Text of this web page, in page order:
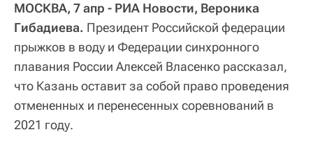
МОСКВА, 7 апр - РИА Новости, Вероника
Гибадиева. Президент Российской федерации
прыжков в воду и Федерации синхронного
плавания России Алексей Власенко рассказал,
что Казань оставит за собой право проведения
отмененных и перенесенных соревнований в
2021 году.